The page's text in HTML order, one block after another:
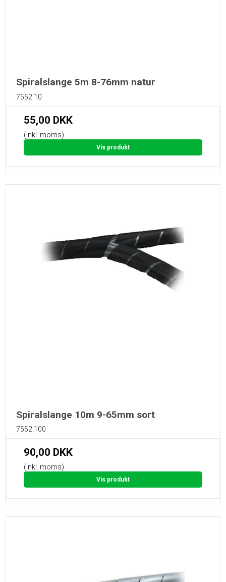
Spiralslange 5m 8-76mm natur
7552.10
55,00 DKK
(inkl. moms)
Vis produkt
Spiralslange 10m 9-65mm sort
7552.100
90,00 DKK
(inkl. moms)
Vis produkt